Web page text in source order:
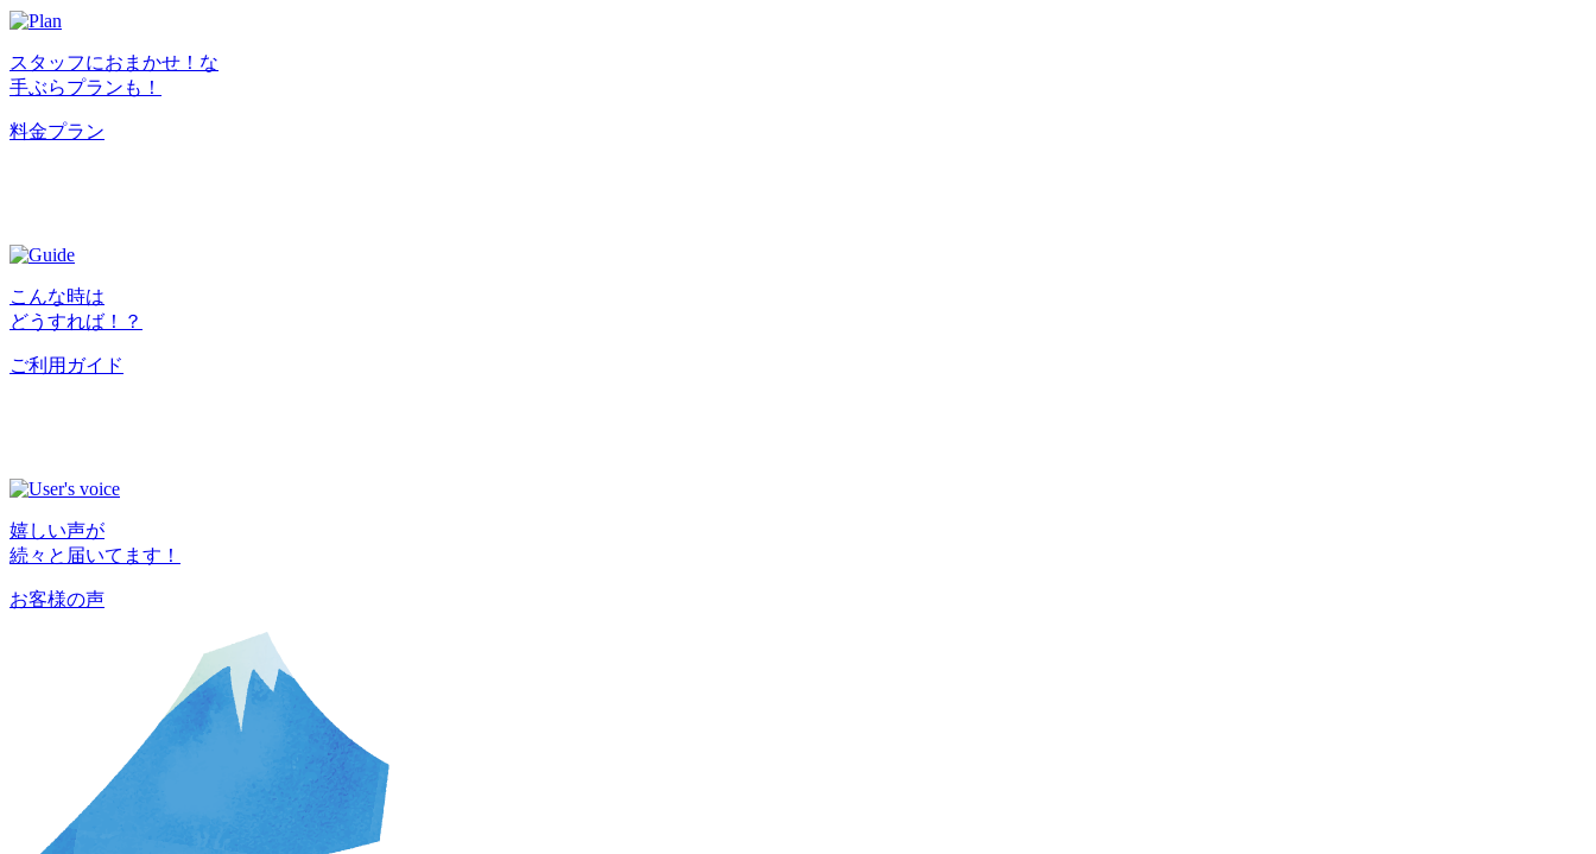
スタッフにおまかせ！な
手ぶらプランも！
料金プラン
こんな時は
どうすれば！？
ご利用ガイド
嬉しい声が
続々と届いてます！
お客様の声